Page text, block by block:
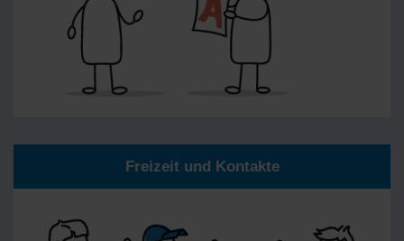
Freizeit und Kontakte